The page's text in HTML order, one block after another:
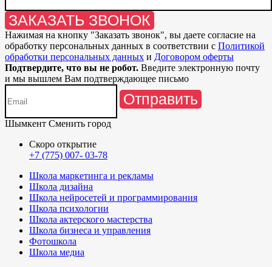
ЗАКАЗАТЬ ЗВОНОК
Нажимая на кнопку "Заказать звонок", вы даете согласие на
обработку персональных данных в соответствии с Политикой
обработки персональных данных и Договором оферты
Подтвердите, что вы не робот. Введите электронную почту
и мы вышлем Вам подтверждающее письмо
Отправить
Шымкент Сменить город
Скоро открытие
+7 (775) 007- 03-78
Школа маркетинга и рекламы
Школа дизайна
Школа нейросетей и программирования
Школа психологии
Школа актерского мастерства
Школа бизнеса и управления
Фотошкола
Школа медиа